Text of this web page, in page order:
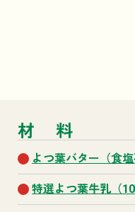
材料
よつ葉バター（食
特選よつ葉牛乳（